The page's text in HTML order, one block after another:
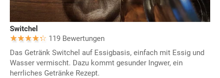
Switchel
119 Bewertungen
Das Getränk Switchel auf Essigbasis, einfach mit Essig und
Wasser vermischt. Dazu kommt gesunder Ingwer, ein
herrliches Getränke Rezept.